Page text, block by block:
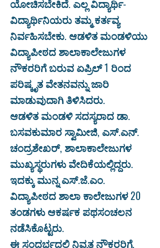
ಯೋಚಿಸಬೇಕಿದೆ. ಎಲ್ಲ ವಿದ್ಯಾರ್ಥಿ-
ವಿದ್ಯಾರ್ಥಿನಿಯರು ತಮ್ಮ ಕರ್ತವ್ಯ
ನಿರ್ವಹಿಸಬೇಕು. ಆಡಳಿತ ಮಂಡಳಿಯು
ವಿದ್ಯಾಪೀಠದ ಶಾಲಾಕಾಲೇಜುಗಳ
ನೌಕರರಿಗೆ ಬರುವ ಏಪ್ರಿಲ್ 1 ರಿಂದ
ಪರಿಷ್ಕೃತ ವೇತನವನ್ನು ಜಾರಿ
ಮಾಡುವುದಾಗಿ ತಿಳಿಸಿದರು.
ಆಡಳಿತ ಮಂಡಳಿ ಸದಸ್ಯರಾದ ಡಾ.
ಬಸವಕುಮಾರ ಸ್ವಾಮೀಜಿ, ಎಸ್.ಎನ್.
ಚಂದ್ರಶೇಖರ್, ಶಾಲಾಕಾಲೇಜುಗಳ
ಮುಖ್ಯಸ್ಥರುಗಳು ವೇದಿಕೆಯಲ್ಲಿದ್ದರು.
ಇದಕ್ಕು ಮುನ್ನ ಎಸ್.ಜೆ.ಎಂ.
ವಿದ್ಯಾಪೀಠದ ಶಾಲಾ ಕಾಲೇಜುಗಳ 20
ತಂಡಗಳು ಆಕರ್ಷಕ ಪಥಸಂಚಲನ
ನಡೆಸಿಕೊಟ್ಟರು.
ಈ ಸಂದರ್ಭದಲ್ಲಿ ನಿವೃತ್ತ ನೌಕರರಿಗೆ,